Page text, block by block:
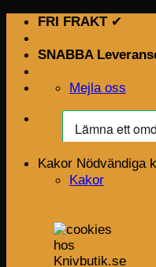
Skip
content
FRI FRAKT✔
SNABBA
Mejla oss
Kakor Nödvändiga
Kakor